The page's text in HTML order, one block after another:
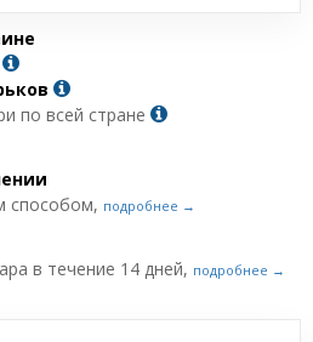
по всей стране
способом, подробнее →
в течение 14 дней, подробнее →